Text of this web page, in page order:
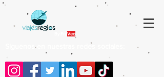
Veo
Siguenos en nuestras redes sociales: